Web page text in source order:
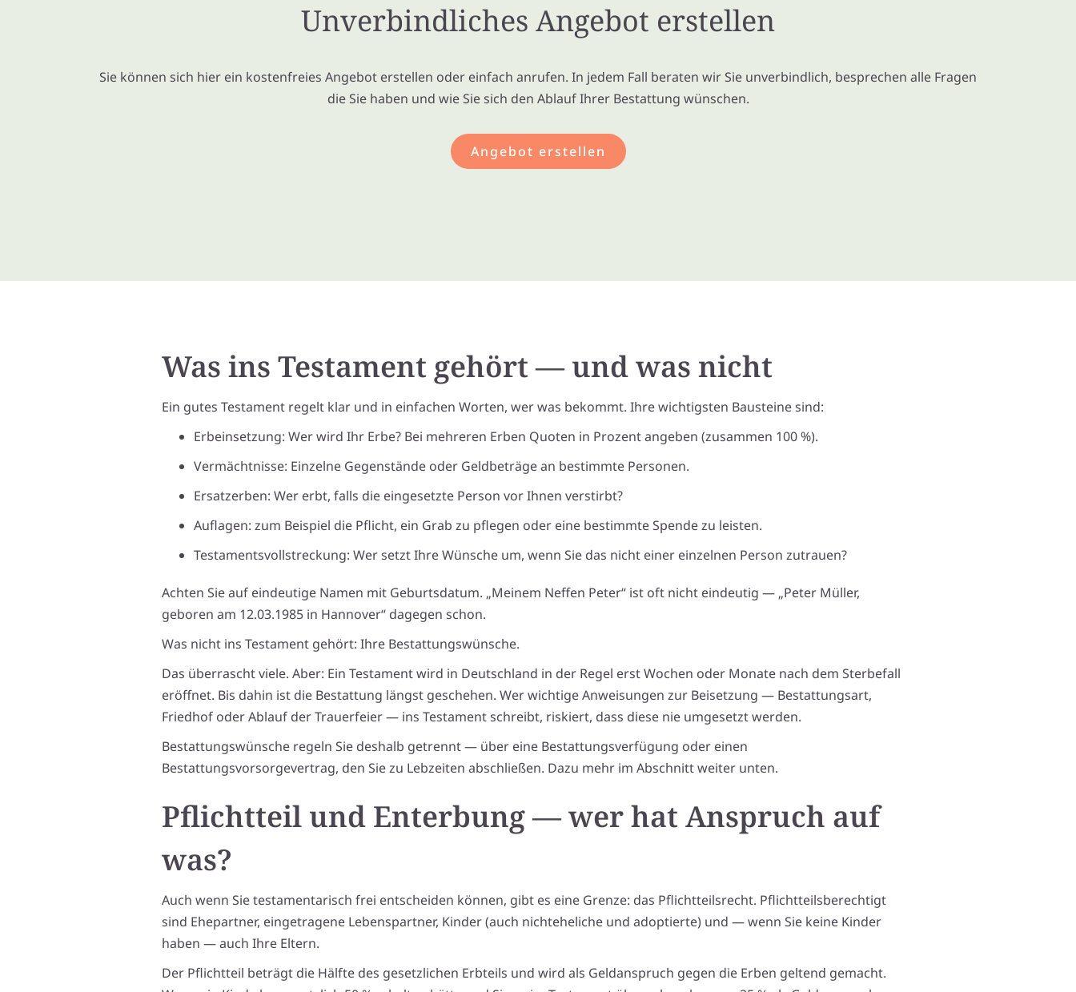
Unverbindliches Angebot erstellen
Sie können sich hier ein kostenfreies Angebot erstellen oder einfach anrufen. In jedem Fall beraten wir Sie unverbindlich, besprechen alle Fragen
die Sie haben und wie Sie sich den Ablauf Ihrer Bestattung wünschen.
Angebot erstellen
Was ins Testament gehört — und was nicht
Ein gutes Testament regelt klar und in einfachen Worten, wer was bekommt. Ihre wichtigsten Bausteine sind:
Erbeinsetzung: Wer wird Ihr Erbe? Bei mehreren Erben Quoten in Prozent angeben (zusammen 100 %).
Vermächtnisse: Einzelne Gegenstände oder Geldbeträge an bestimmte Personen.
Ersatzerben: Wer erbt, falls die eingesetzte Person vor Ihnen verstirbt?
Auflagen: zum Beispiel die Pflicht, ein Grab zu pflegen oder eine bestimmte Spende zu leisten.
Testamentsvollstreckung: Wer setzt Ihre Wünsche um, wenn Sie das nicht einer einzelnen Person zutrauen?
Achten Sie auf eindeutige Namen mit Geburtsdatum. „Meinem Neffen Peter“ ist oft nicht eindeutig — „Peter Müller,
geboren am 12.03.1985 in Hannover“ dagegen schon.
Was nicht ins Testament gehört: Ihre Bestattungswünsche.
Das überrascht viele. Aber: Ein Testament wird in Deutschland in der Regel erst Wochen oder Monate nach dem Sterbefall
eröffnet. Bis dahin ist die Bestattung längst geschehen. Wer wichtige Anweisungen zur Beisetzung — Bestattungsart,
Friedhof oder Ablauf der Trauerfeier — ins Testament schreibt, riskiert, dass diese nie umgesetzt werden.
Bestattungswünsche regeln Sie deshalb getrennt — über eine Bestattungsverfügung oder einen
Bestattungsvorsorgevertrag, den Sie zu Lebzeiten abschließen. Dazu mehr im Abschnitt weiter unten.
Pflichtteil und Enterbung — wer hat Anspruch auf
was?
Auch wenn Sie testamentarisch frei entscheiden können, gibt es eine Grenze: das Pflichtteilsrecht. Pflichtteilsberechtigt
sind Ehepartner, eingetragene Lebenspartner, Kinder (auch nichteheliche und adoptierte) und — wenn Sie keine Kinder
haben — auch Ihre Eltern.
Der Pflichtteil beträgt die Hälfte des gesetzlichen Erbteils und wird als Geldanspruch gegen die Erben geltend gemacht.